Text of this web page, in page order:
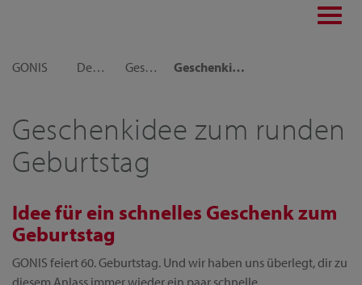
GONIS
Dekoideen Geschenkideen Geschenkidee zum runden Geburtstag schnell gemacht
Geschenkidee zum runden
Geburtstag
Idee für ein schnelles Geschenk zum
Geburtstag
GONIS feiert 60. Geburtstag. Und wir haben uns überlegt, dir zu
diesem Anlass immer wieder ein paar schnelle